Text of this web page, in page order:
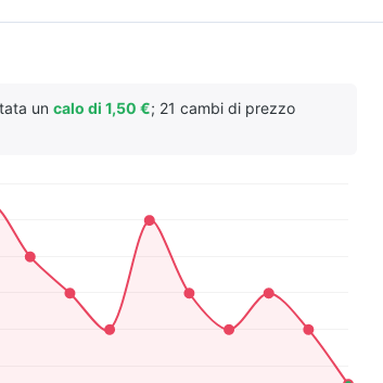
un calo di 1,50 €; 21 cambi di prezzo